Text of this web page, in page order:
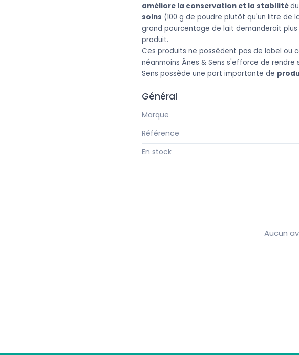
améliore la conservation et la stabilité
soins (100 g de poudre plutôt qu'un litre de
grand pourcentage de lait demanderait
produit.
Ces produits ne possèdent pas de label ou
néanmoins Ânes & Sens s'efforce de
Sens possède une part importante de
Général
Marque
Référence
En stock
Aucun